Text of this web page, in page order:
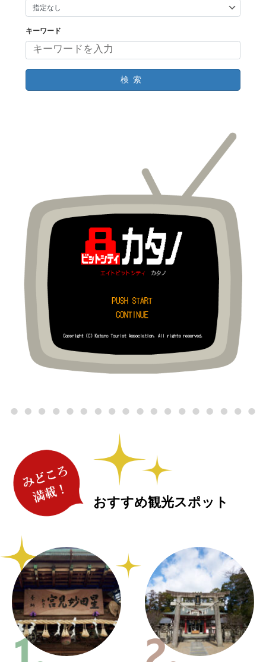
キーワード
検索
おすすめ観光スポット